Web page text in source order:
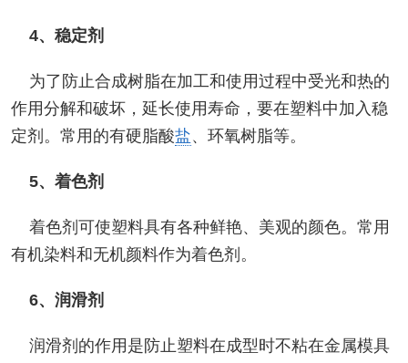
4、稳定剂
为了防止合成树脂在加工和使用过程中受光和热的
作用分解和破坏，延长使用寿命，要在塑料中加入稳
定剂。常用的有硬脂酸盐、环氧树脂等。
5、着色剂
着色剂可使塑料具有各种鲜艳、美观的颜色。常用
有机染料和无机颜料作为着色剂。
6、润滑剂
润滑剂的作用是防止塑料在成型时不粘在金属模具